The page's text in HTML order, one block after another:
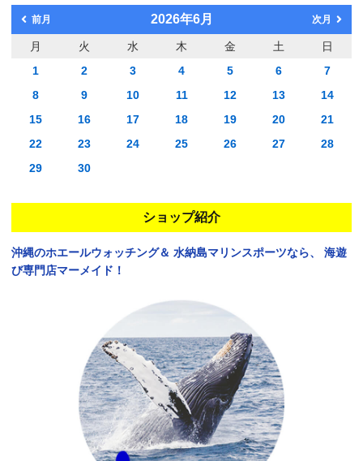
前月 2026年6月 次月
月 火 水 木 金 土
日
1
2 3 4 5 6
7
8
9 10 11 12 13
14
15
16 17 18 19 20
21
22
23 24 25 26 27
28
29
30
ショップ紹介
沖縄のホエールウォッチング＆ 水納島マリンスポーツなら、
海遊
び専門店マーメイド！